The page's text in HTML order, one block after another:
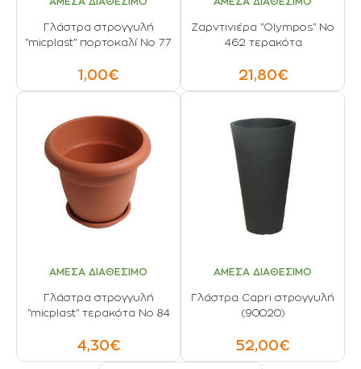
Γλάστρα στρογγυλή
"micplast" πορτοκαλί No 77
1,00€
Ζαρντινιέρα "Olympos" No
462 τερακότα
21,80€
ΑΜΕΣΑ ΔΙΑΘΕΣΙΜΟ
Γλάστρα στρογγυλή
"micplast" τερακότα No 84
4,30€
ΑΜΕΣΑ ΔΙΑΘΕΣΙΜΟ
Γλάστρα Capri στρογγυλή
(90020)
52,00€